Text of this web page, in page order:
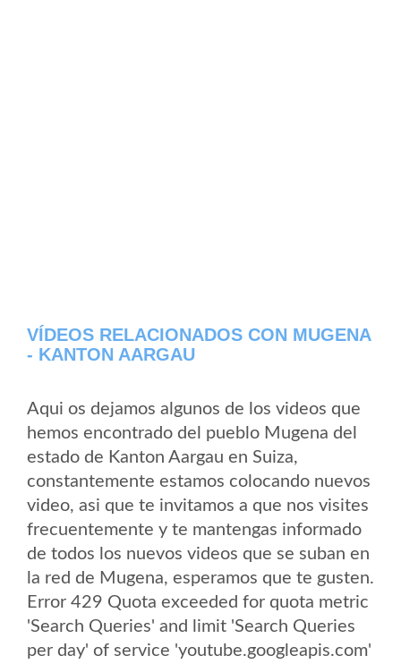
VÍDEOS RELACIONADOS CON MUGENA
- KANTON AARGAU
Aqui os dejamos algunos de los videos que
hemos encontrado del pueblo Mugena del
estado de Kanton Aargau en Suiza,
constantemente estamos colocando nuevos
video, asi que te invitamos a que nos visites
frecuentemente y te mantengas informado
de todos los nuevos videos que se suban en
la red de Mugena, esperamos que te gusten.
Error 429 Quota exceeded for quota metric
'Search Queries' and limit 'Search Queries
per day' of service 'youtube.googleapis.com'